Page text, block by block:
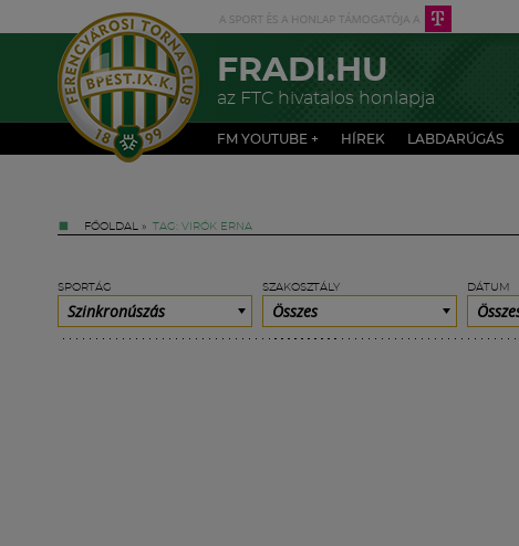
FRADI.HU
az FTC hivatalos honlapja
FM YOUTUBE + HÍREK LABDARÚGÁS
FŐOLDAL » TAG: VIRÓK ERNA
SPORTÁG
Szinkronúszás
SZAKOSZTÁLY
Összes
DÁTUM